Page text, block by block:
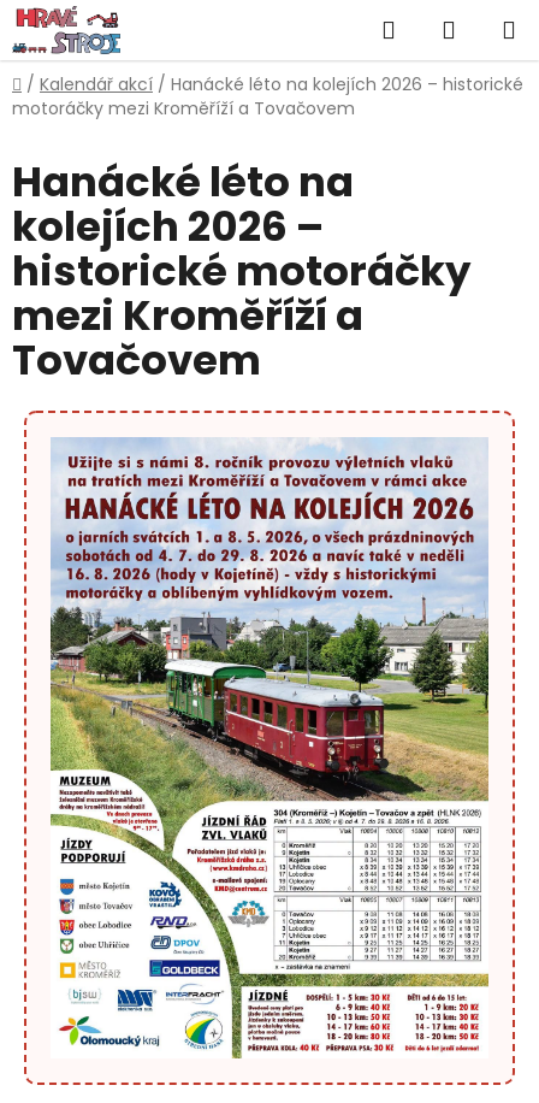
Přejít
na
obsah
Hledat
KOŠÍK
Domů
/ Kalendář akcí / Hanácké léto na kolejích 2026 – historické
motoráčky mezi Kroměříží a Tovačovem
Hanácké léto na
kolejích 2026 –
historické motoráčky
mezi Kroměříží a
Tovačovem